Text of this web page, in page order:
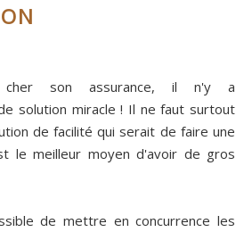
cher son assurance, il n'y a
solution miracle ! Il ne faut surtout
de facilité qui serait de faire une
le meilleur moyen d'avoir de gros
de mettre en concurrence les